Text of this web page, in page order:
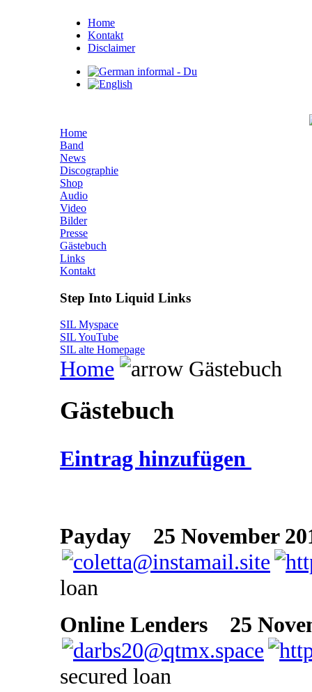
Home
Kontakt
Disclaimer
Home
Band
News
Discographie
Shop
Audio
Video
Bilder
Presse
Gästebuch
Links
Kontakt
Step Into Liquid Links
SIL Myspace
SIL YouTube
SIL alte Homepage
Home Gästebuch
Gästebuch
Eintrag hinzufügen
Payday 25 November
loan
Online Lenders
25
secured loan